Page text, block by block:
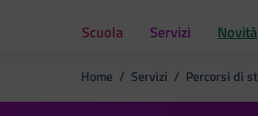
Scuola Servizi Novità
Home Servizi Percorsi di